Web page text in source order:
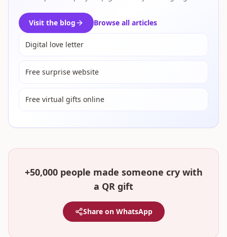
Visit the blog Browse all articles
Digital love letter
Free surprise website
Free virtual gifts online
+50,000 people made someone cry with
a QR gift
Share on WhatsApp